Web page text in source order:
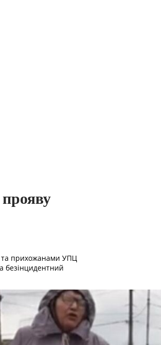
та прихожанами УПЦ
безінцидентний